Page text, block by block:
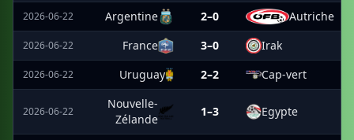
2026-06-22 Argentine 2–0 Autriche
2026-06-22 France 3–0 Irak
2026-06-22 Uruguay 2–2 Cap-vert
2026-06-22
Nouvelle-
Zélande
1–3 Egypte